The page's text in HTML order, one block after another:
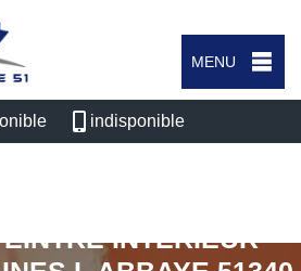
MENU
indisponible
INTÉRIEUR